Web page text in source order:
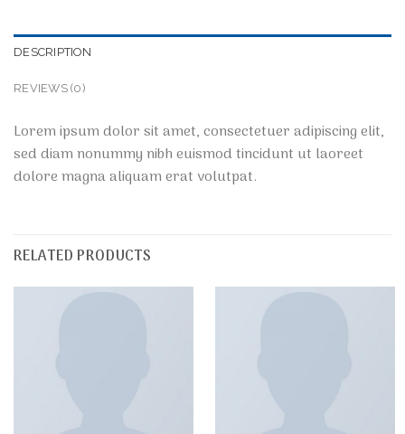
DESCRIPTION
REVIEWS (0)
Lorem ipsum dolor sit amet, consectetuer adipiscing elit,
sed diam nonummy nibh euismod tincidunt ut laoreet
dolore magna aliquam erat volutpat.
RELATED PRODUCTS